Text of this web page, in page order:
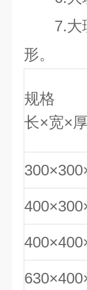
7.大理
形。
规格
长×宽×厚